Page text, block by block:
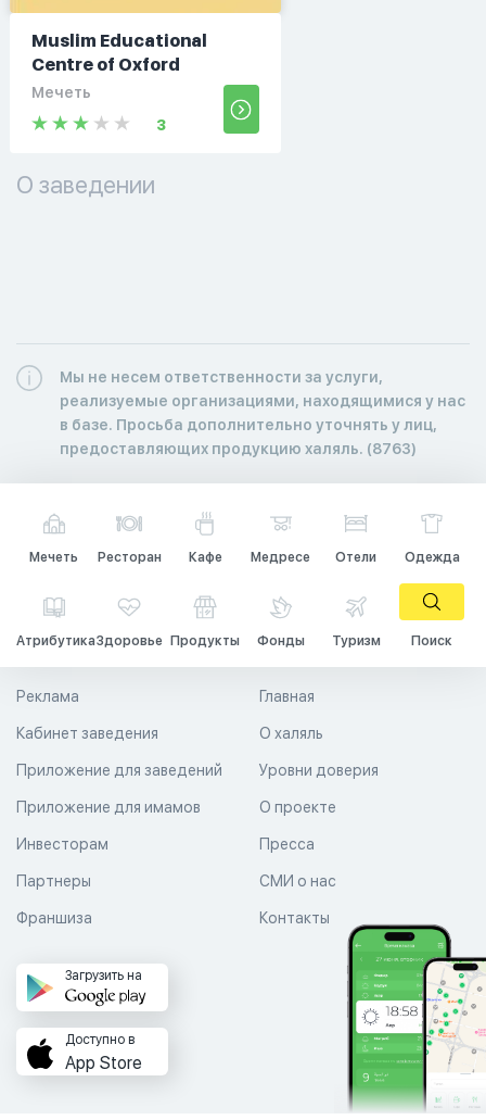
Muslim Educational
Centre of Oxford
Мечеть
3
О заведении
Мы не несем ответственности за услуги,
реализуемые организациями, находящимися у нас
в базе. Просьба дополнительно уточнять у лиц,
предоставляющих продукцию халяль. (8763)
Мечеть Ресторан Кафе Медресе Отели Одежда
АтрибутикаЗдоровье Продукты Фонды Туризм Поиск
Главная
О халяль
Уровни доверия
Реклама
Кабинет заведения
Приложение для заведений
Приложение для имамов О проекте
Пресса
СМИ о нас
Контакты
Инвесторам
Партнеры
Франшиза
Загрузить на
Доступно в
App Store